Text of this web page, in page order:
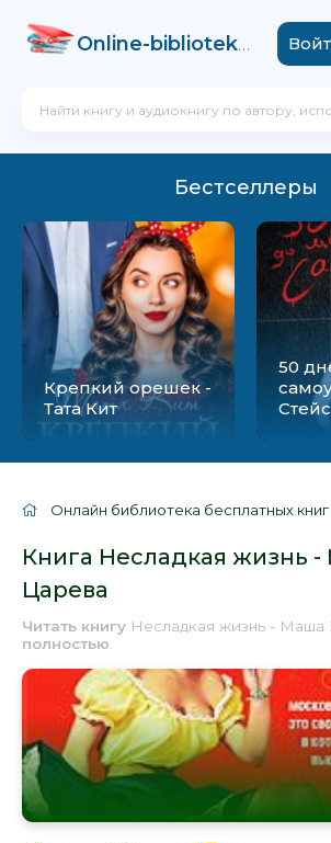
Online-biblioteka .com
Бестселлеры
Крепкий орешек -
Тата Кит
50
Онлайн библиотека бесплатных книг
Книга Несладкая жизнь
Царева
Читать книгу Несладкая жизнь - Маша
полностью